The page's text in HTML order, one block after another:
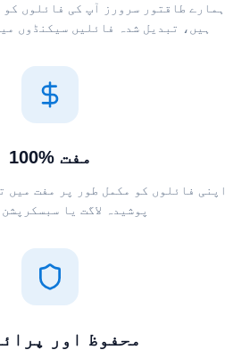
ہمارے طاقتور سرورز آپ کی فائلوں
ہیں، تبدیل شدہ فائلیں سیکنڈوں
100% مفت
اپنی فائلوں کو مکمل طور پر مفت میں
پوشیدہ لاگت یا سبسکرپشن
محفوظ اور